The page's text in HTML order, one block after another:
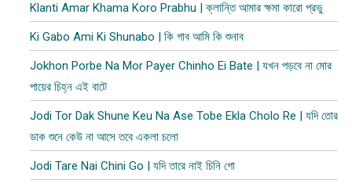
Klanti Amar Khama Koro Prabhu | ক্লান্তি আমার ক্ষমা কারো প্রভু
Ki Gabo Ami Ki Shunabo | কি গাব আমি কি শুনাব​
Jokhon Porbe Na Mor Payer Chinho Ei Bate | যখন পড়বে না মোর
পায়ের চিহ্ন এই বাটে
Jodi Tor Dak Shune Keu Na Ase Tobe Ekla Cholo Re | যদি তোর
ডাক শুনে কেউ না আসে তবে একলা চলো
Jodi Tare Nai Chini Go | যদি তারে নাই চিনি গো